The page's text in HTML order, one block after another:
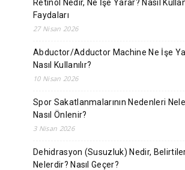
Retinol Nedir, Ne İşe Yarar? Nasıl
Faydaları
27 Nisan 2026
Abductor/Adductor Machine Ne İşe
Nasıl Kullanılır?
10 Nisan 2026
Spor Sakatlanmalarının Nedenleri
Nasıl Önlenir?
3 Nisan 2026
Dehidrasyon (Susuzluk) Nedir,
Nelerdir? Nasıl Geçer?